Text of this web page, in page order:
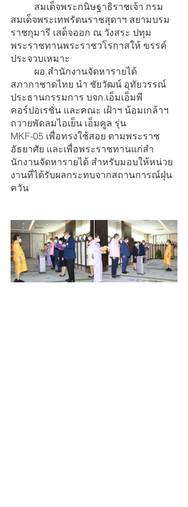
สมเด็จพระกนิษฐาธิราชเจ้า กรม
สมเด็จพระเทพรัตนราชสุดาฯ สยามบรม
ราชกุมารี เสด็จออก ณ วังสระ ปทุม
พระราชทานพระราชวโรกาสให้ ขรรค์
ประจวบเหมาะ
ผอ.สํานักงานจัดหารายได้
สภากาชาดไทย นํา ชัยวัฒน์ อุทัยวรรณ์
ประธานกรรมการ บจก.เอ็มเอ็มพี
คอร์ปอเรชั่น และคณะ เฝ้าฯ น้อมเกล้าฯ
ถวายพัดลมไอเย็น เอ็มคูล รุ่น
MKF-05 เพื่อทรงใช้สอย ตามพระราช
อัธยาศัย และเพื่อพระราชทานแก่สํา
นักงานจัดหารายได้ สําหรับมอบให้หน่วย
งานที่ได้รับผลกระทบจากสถานการณ์ฝุ่น
ควัน